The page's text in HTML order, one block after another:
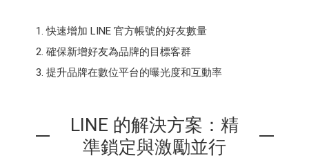
快速增加 LINE 官方帳號的好友數量
確保新增好友為品牌的目標客群
提升品牌在數位平台的曝光度和互動率
LINE 的解決方案：精
準鎖定與激勵並行